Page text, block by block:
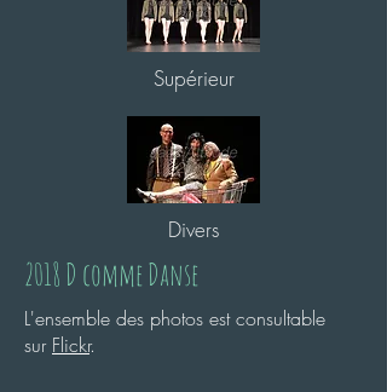
Supérieur
Divers
2018 D comme Danse
L'ensemble des photos est consultable
sur Flickr.